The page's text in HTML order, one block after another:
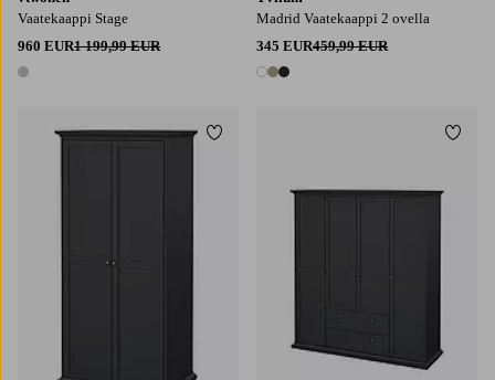
Vaatekaappi Stage
960 EUR1 199,99 EUR
1 väri
Madrid Vaatekaappi 2 ovella
345 EUR459,99 EUR
3 värejä
Lisää suosikkeihin